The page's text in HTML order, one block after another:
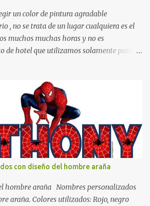
un color de pintura agradable
, no se trata de un lugar cualquiera es el
muchos muchas horas y no es
de hotel que utilizamos solamente para
nuestra vista. Te mostramos algunas
brindar la elegancia y estilo que buscas
naranja es una buena opción para
que todo ser humano necesita. El color
el relax total, es un color que va con
bastante limpio que te dará esa sensación
son excelentes para usar en el
sensación de tranquilidad y confort. El
relajante y por lo tanto entra en la lista
con diseño del hombre araña
hombre araña Nombres personalizados
araña. Colores utilizados: Rojo, negro